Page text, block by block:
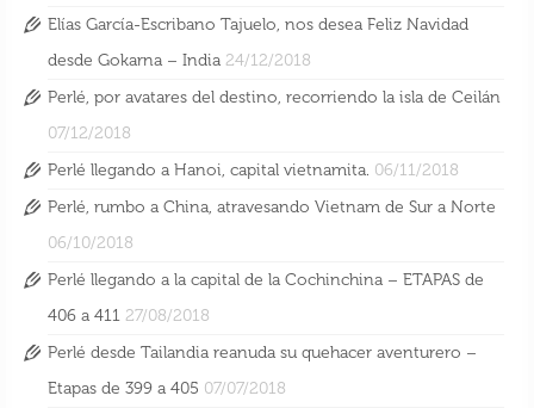
Elías García-Escribano Tajuelo, nos desea Feliz Navidad
desde Gokarna – India 24/12/2018
Perlé, por avatares del destino, recorriendo la isla de Ceilán
07/12/2018
Perlé llegando a Hanoi, capital vietnamita. 06/11/2018
Perlé, rumbo a China, atravesando Vietnam de Sur a Norte
06/10/2018
Perlé llegando a la capital de la Cochinchina – ETAPAS de
406 a 411 27/08/2018
Perlé desde Tailandia reanuda su quehacer aventurero –
Etapas de 399 a 405 07/07/2018